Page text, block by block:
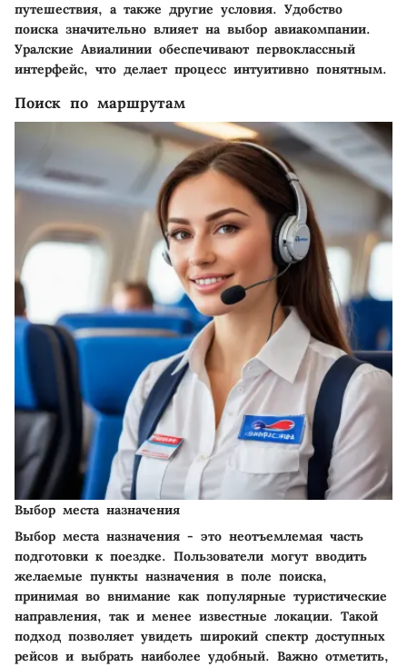
путешествия, а также другие условия. Удобство
поиска значительно влияет на выбор авиакомпании.
Уралские Авиалинии обеспечивают первоклассный
интерфейс, что делает процесс интуитивно понятным.
Поиск по маршрутам
Выбор места назначения
Выбор места назначения - это неотъемлемая часть
подготовки к поездке. Пользователи могут вводить
желаемые пункты назначения в поле поиска,
принимая во внимание как популярные туристические
направления, так и менее известные локации. Такой
подход позволяет увидеть широкий спектр доступных
рейсов и выбрать наиболее удобный. Важно отметить,